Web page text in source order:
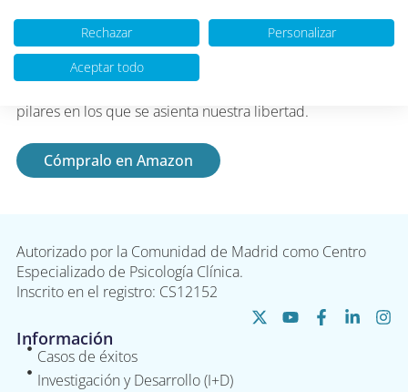
No despreciemos la fuerza de nuestras emociones,
porque cuando estas son libres, cuando nos pertenecen y
no permitimos que nadie nos las robe ni las utilice para
pilares en los que se asienta nuestra libertad.
Cómpralo en Amazon
Autorizado por la Comunidad de Madrid como Centro
Especializado de Psicología Clínica.
Inscrito en el registro: CS12152
Información
Casos de éxitos
Investigación y Desarrollo (I+D)
Rechazar
Personalizar
Aceptar todo